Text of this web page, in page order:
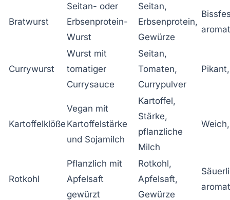
Bratwurst
Seitan- oder
Erbsenprotein-
Wurst
Seitan,
Erbsenprotein,
Gewürze
Currywurst
Wurst mit
tomatiger
Currysauce
Seitan,
Tomaten,
Currypulver
Kartoffelklöße
Vegan mit
Kartoffelstärke
und Sojamilch
Kartoffel,
Stärke,
pflanzliche
Milch
Rotkohl
Pflanzlich mit
Apfelsaft
gewürzt
Rotkohl,
Apfelsaft,
Gewürze